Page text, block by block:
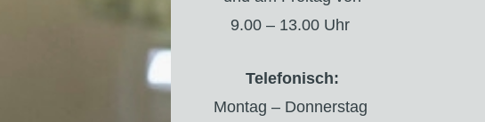
9.00 – 13.00 Uhr
Telefonisch:
Montag – Donnerstag